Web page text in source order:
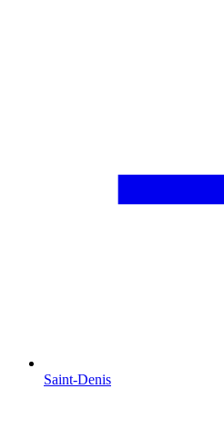
Saint-Denis